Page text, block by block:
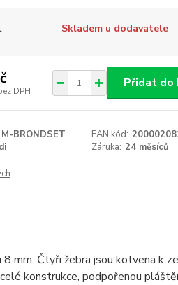
Skladem u dodavatele
DPH
Přidat do
M-BRONDSET EAN kód:
Záruka: 24 měsíců
mm. Čtyři žebra jsou kotvena k
konstrukce, podpořenou